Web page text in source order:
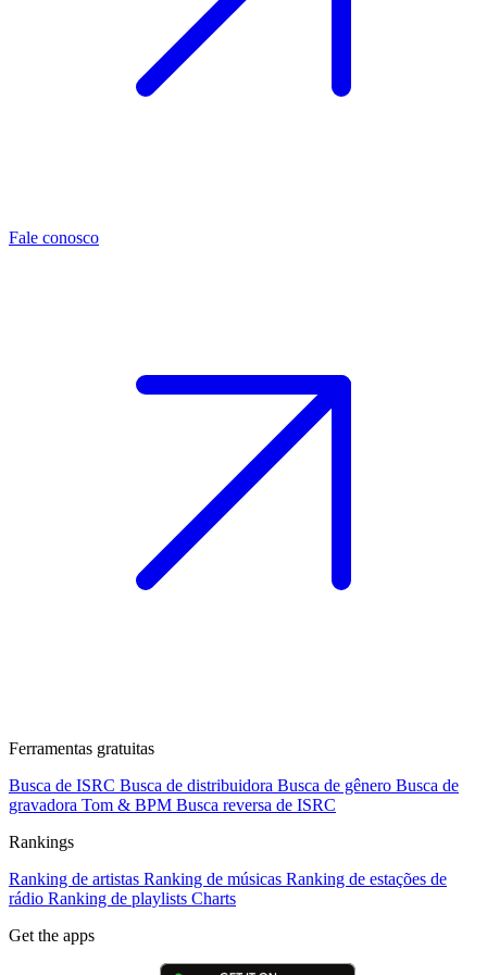
Fale conosco
Ferramentas gratuitas
Busca de ISRC Busca de distribuidora Busca de gênero Busca de
gravadora Tom & BPM Busca reversa de ISRC
Rankings
Ranking de artistas Ranking de músicas Ranking de estações de
rádio Ranking de playlists Charts
Get the apps